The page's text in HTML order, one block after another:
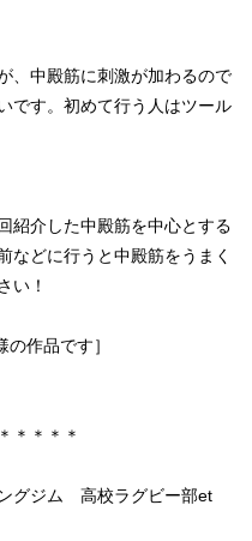
、中殿筋に刺激が加わるので
です。初めて行う人はツール
紹介した中殿筋を中心とする
などに行うと中殿筋をうまく
い！
作品です］
＊＊＊＊
グジム 高校ラグビー部et